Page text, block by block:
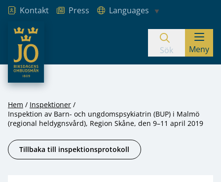
Hoppa till innehåll
Kontakt Press
Languages
JO – Riksdagens Ombudsmän
Sök Meny
Hem
Inspektioner
Inspektion av Barn- och ungdomspsykiatrin (BUP) i Malmö
(regional heldygnsvård), Region Skåne, den 9–11 april 2019
Tillbaka till inspektionsprotokoll